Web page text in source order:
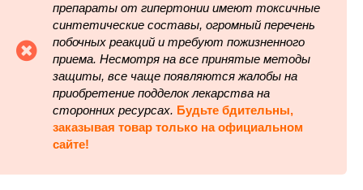
препараты от гипертонии имеют токсичные
синтетические составы, огромный перечень
побочных реакций и требуют пожизненного
приема. Несмотря на все принятые методы
защиты, все чаще появляются жалобы на
приобретение подделок лекарства на
сторонних ресурсах. Будьте бдительны,
заказывая товар только на официальном
сайте!